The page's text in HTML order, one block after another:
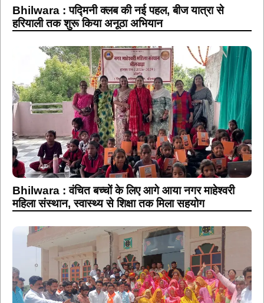
Bhilwara : पद्मिनी क्लब की नई पहल, बीज यात्रा से
हरियाली तक शुरू किया अनूठा अभियान
Bhilwara : वंचित बच्चों के लिए आगे आया नगर माहेश्वरी
महिला संस्थान, स्वास्थ्य से शिक्षा तक मिला सहयोग